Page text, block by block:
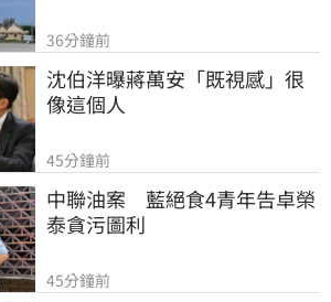
36分鐘前
沈伯洋曝蔣萬安「既視感」很
像這個人
45分鐘前
中聯油案　藍絕食4青年告卓榮
泰貪污圖利
45分鐘前